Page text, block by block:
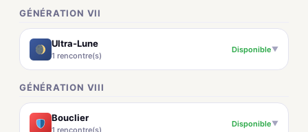
GÉNÉRATION VII
Ultra-Lune
1 rencontre(s)
Disponible▼
GÉNÉRATION VIII
Bouclier
1 rencontre(s)
Disponible▼